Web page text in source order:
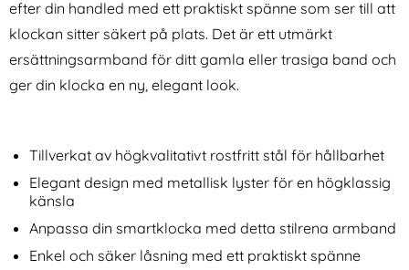
Milanese Silver
rea pris
319 krtidigare pris
319 kr
Tillgänglighet:
I lager
Köp
Samsung Galaxy S25 Edge Fodral Multifuntionell Rosa
rea pris
286 krtidigare pris
286 kr
Tillgänglighet:
I lager
Köp
iPega Nintendo Switch 2 2-PACK
Tech-
efter din handled med ett praktiskt spänne som ser till att
klockan sitter säkert på plats. Det är ett utmärkt
ersättningsarmband för ditt gamla eller trasiga band och
ger din klocka en ny, elegant look.
Tillverkat av högkvalitativt rostfritt stål för hållbarhet
Elegant design med metallisk lyster för en högklassig
känsla
Anpassa din smartklocka med detta stilrena armband
Enkel och säker låsning med ett praktiskt spänne